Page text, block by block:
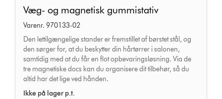
og
magnetisk
gummistativ
Væg- og magnetisk gummistativ
Varenr. 970133-02
Den lettilgængelige stander er fremstillet af børstet stål, og
den sørger for, at du beskytter din hårtørrer i salonen,
samtidig med at du får en flot opbevaringsløsning. Via de
tre magnetiske docs kan du organisere dit tilbehør, så du
altid har det lige ved hånden.
Ikke på lager p.t.